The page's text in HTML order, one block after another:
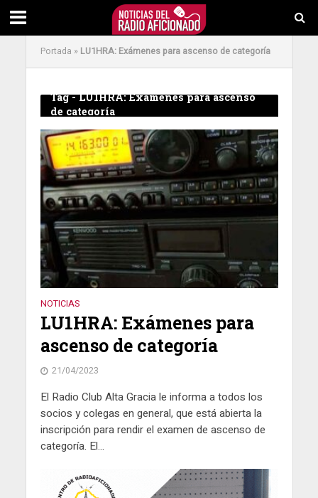
Portada » LU1HRA: Exámenes para ascenso de categoría
Tag - LU1HRA: Exámenes para ascenso
de categoría
NOTICIAS
LU1HRA: Exámenes para
ascenso de categoría
21/04/2023
El Radio Club Alta Gracia le informa a todos los
socios y colegas en general, que está abierta la
inscripción para rendir el examen de ascenso de
categoría. El...